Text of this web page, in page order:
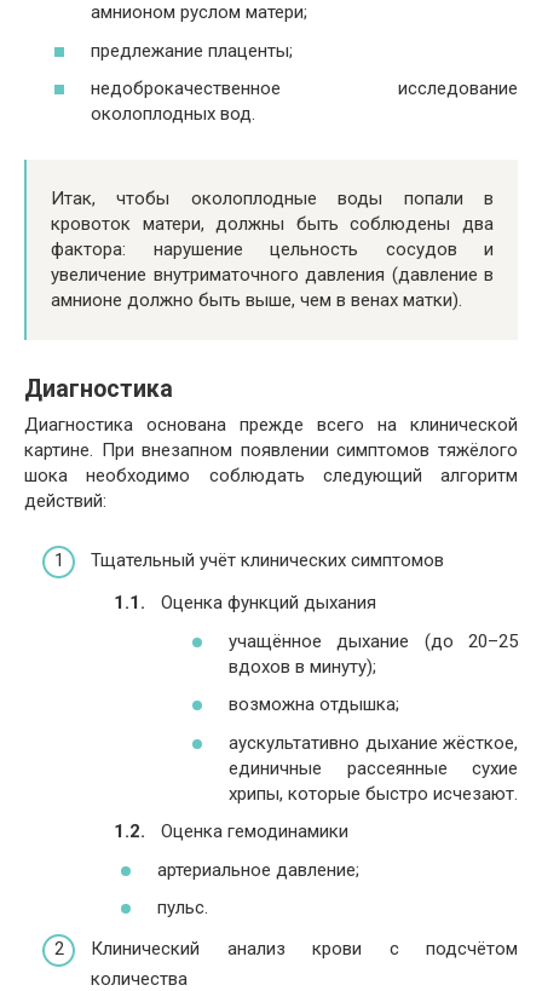
амнионом руслом матери;
предлежание плаценты;
недоброкачественное исследование
околоплодных вод.
Итак, чтобы околоплодные воды попали в
кровоток матери, должны быть соблюдены два
фактора: нарушение цельность сосудов и
увеличение внутриматочного давления (давление в
амнионе должно быть выше, чем в венах матки).
Диагностика
Диагностика основана прежде всего на клинической
картине. При внезапном появлении симптомов тяжёлого
шока необходимо соблюдать следующий алгоритм
действий:
Тщательный учёт клинических симптомов
Оценка функций дыхания
учащённое дыхание (до 20–25
вдохов в минуту);
возможна отдышка;
аускультативно дыхание жёсткое,
единичные рассеянные сухие
хрипы, которые быстро исчезают.
Оценка гемодинамики
артериальное давление;
пульс.
Клинический анализ крови с подсчётом
количества